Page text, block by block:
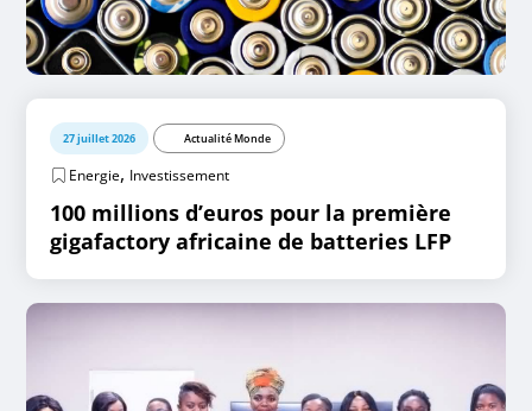
27 juillet 2026 Actualité Monde
Energie, Investissement
100 millions d’euros pour la première
gigafactory africaine de batteries LFP